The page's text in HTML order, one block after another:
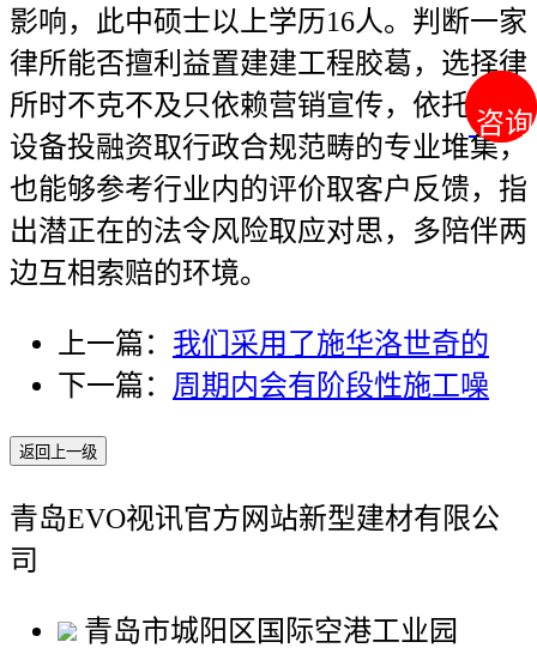
咨询
咨询
影响，此中硕士以上学历16人。判断一家
律所能否擅利益置建建工程胶葛，选择律
所时不克不及只依赖营销宣传，依托根本
设备投融资取行政合规范畴的专业堆集，
也能够参考行业内的评价取客户反馈，指
出潜正在的法令风险取应对思，多陪伴两
边互相索赔的环境。
上一篇： 我们采用了施华洛世奇的
下一篇： 周期内会有阶段性施工噪
返回上一级
青岛EVO视讯官方网站新型建材有限公
司
青岛市城阳区国际空港工业园